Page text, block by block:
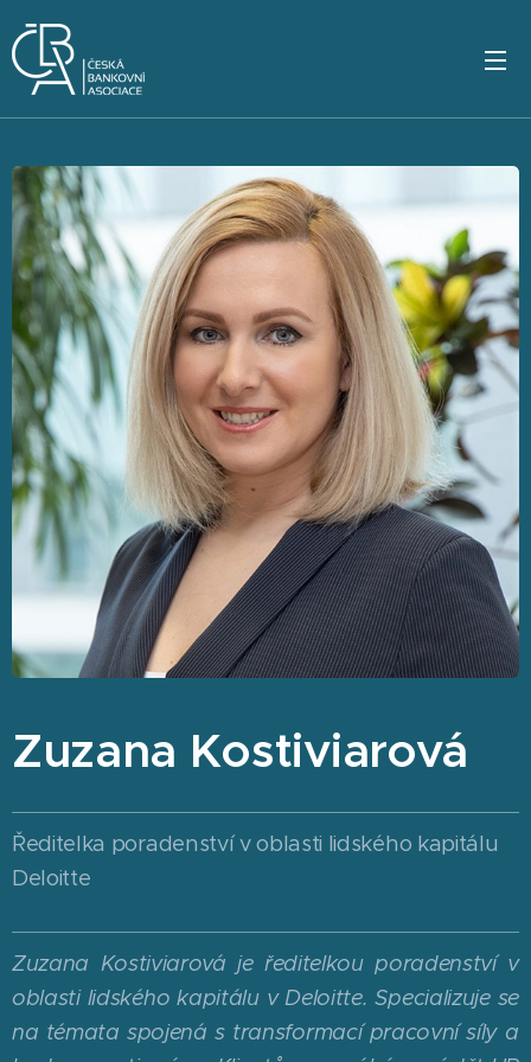
Zuzana Kostiviarová
Ředitelka poradenství v oblasti lidského kapitálu
Deloitte
Zuzana Kostiviarová je ředitelkou poradenství v
oblasti lidského kapitálu v Deloitte. Specializuje se
na témata spojená s transformací pracovní síly a